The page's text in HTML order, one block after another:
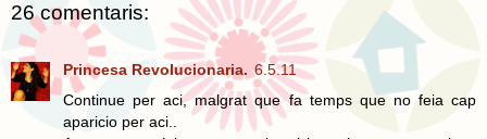
26 comentaris:
Princesa Revolucionaria. 6.5.11
Continue per aci, malgrat que fa temps que no feia cap
aparicio per aci..